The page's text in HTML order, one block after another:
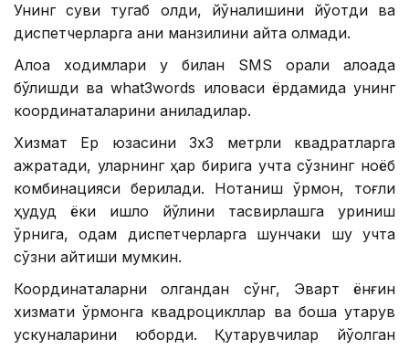
Унинг суви тугаб қолди, йўналишини йўқотди ва
диспетчерларга аниқ манзилини айта олмади.
Алоқа ходимлари у билан SМS орқали алоқада
бўлишди ва what3words иловаси ёрдамида унинг
координаталарини аниқладилар.
Хизмат Ер юзасини 3х3 метрли квадратларга
ажратади, уларнинг ҳар бирига учта сўзнинг ноёб
комбинацияси берилади. Нотаниш ўрмон, тоғли
ҳудуд ёки қишлоқ йўлини тасвирлашга уриниш
ўрнига, одам диспетчерларга шунчаки шу учта
сўзни айтиши мумкин.
Координаталарни олгандан сўнг, Эварт ёнғин
хизмати ўрмонга квадроцикллар ва бошқа қутқарув
ускуналарини юборди. Қутқарувчилар йўқолган